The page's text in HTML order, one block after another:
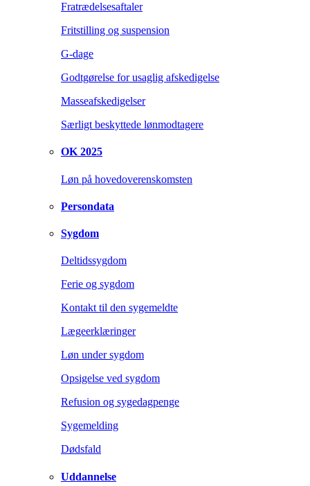
Fratrædelsesaftaler
Fritstilling og suspension
G-dage
Godtgørelse for usaglig afskedigelse
Masseafskedigelser
Særligt beskyttede lønmodtagere
OK 2025
Løn på hovedoverenskomsten
Persondata
Sygdom
Deltidssygdom
Ferie og sygdom
Kontakt til den sygemeldte
Lægeerklæringer
Løn under sygdom
Opsigelse ved sygdom
Refusion og sygedagpenge
Sygemelding
Dødsfald
Uddannelse